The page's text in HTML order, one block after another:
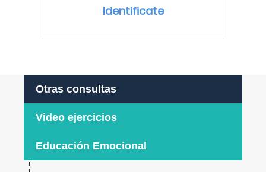
Identificate
Otras consultas
Video ejercicios
Educación Emocional